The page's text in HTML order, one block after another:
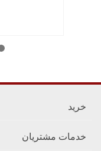
خرید
خدمات مشتریان